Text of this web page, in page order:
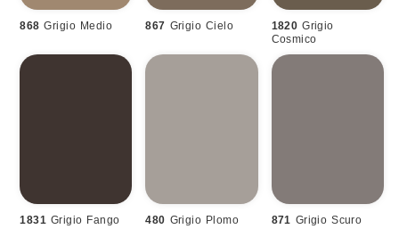
868 Grigio Medio 867 Grigio Cielo 1820 Grigio
Cosmico
1831 Grigio Fango 480 Grigio Plomo 871 Grigio Scuro